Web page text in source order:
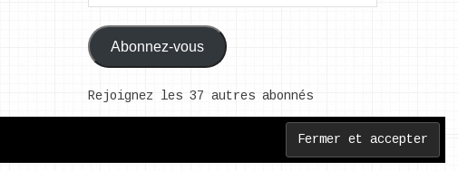
e-
mail
Abonnez-vous
Rejoignez les 37 autres abonnés
Back to Top